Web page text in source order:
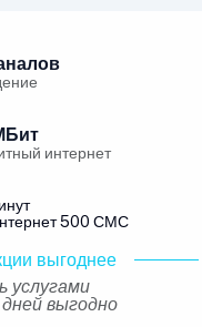
интернет
500 СМС
выгоднее
услугами
выгодно